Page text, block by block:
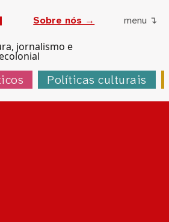
jornalismo e
Sobre nós → menu ↴
Políticas culturais